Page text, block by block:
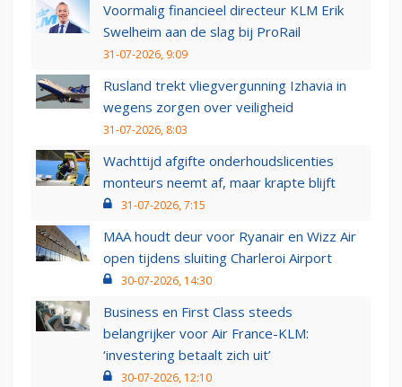
Voormalig financieel directeur KLM Erik
Swelheim aan de slag bij ProRail
31-07-2026, 9:09
Rusland trekt vliegvergunning Izhavia in
wegens zorgen over veiligheid
31-07-2026, 8:03
Wachttijd afgifte onderhoudslicenties
monteurs neemt af, maar krapte blijft
31-07-2026, 7:15
MAA houdt deur voor Ryanair en Wizz Air
open tijdens sluiting Charleroi Airport
30-07-2026, 14:30
Business en First Class steeds
belangrijker voor Air France-KLM:
‘investering betaalt zich uit’
30-07-2026, 12:10